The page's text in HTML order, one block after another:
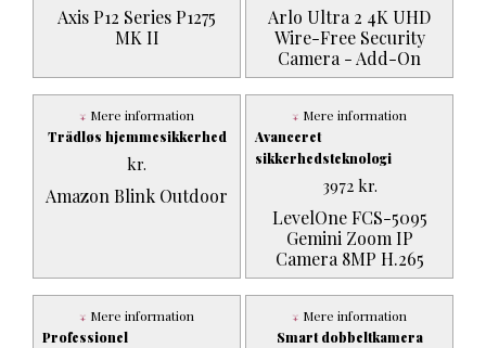
Axis P12 Series P1275
MK II
Arlo Ultra 2 4K UHD
Wire-Free Security
Camera - Add-On
Trådløs hjemmesikkerhed
Amazon Blink Outdoor
kr.
Mere information
Avanceret
sikkerhedsteknologi
LevelOne FCS-5095
Gemini Zoom IP
Camera 8MP H.265
3972 kr.
Mere information
Professionel
Mere information
Smart dobbeltkamera
Mere information